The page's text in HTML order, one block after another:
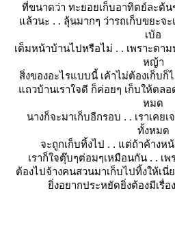
ที่ขนาดว่า ทะยอยเก็บอาทิตย์ละต้น
ล้วนะ . . ลุ้นมากๆ ว่ารถเก็บขยะจะ
เบ้อ
เต็มหน้าบ้านไปหรือไม่ . . เพราะตา
หญ้า
สิ่งของอะไรแบบนี้ เค้าไม่ต้องเก็บ
ถวบ้านเราใจดี ก็ค่อยๆ เก็บให้ตลอ
หมด
นางก็จะมาเก็บอีกรอบ . . เราเค
ทั้งหมด
จะถูกเก็บทิ้งไป . . แต่ถ้าค้างห
เราก็ใจตุ๊บๆต่อมๆเหมือนกัน . . เพ
ต้องไปจ้างคนสวนมาเก็บไปทิ้งให้เนี่
งอยากประหยัดยิ่งต้องมีเรื่อ